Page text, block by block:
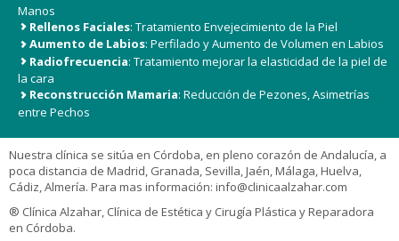
Manos
Rellenos Faciales: Tratamiento Envejecimiento de la Piel
Aumento de Labios: Perfilado y Aumento de Volumen en Labios
Radiofrecuencia: Tratamiento mejorar la elasticidad de la piel de
la cara
Reconstrucción Mamaria: Reducción de Pezones, Asimetrías
entre Pechos
Nuestra clínica se sitúa en Córdoba, en pleno corazón de Andalucía, a
poca distancia de Madrid, Granada, Sevilla, Jaén, Málaga, Huelva,
Cádiz, Almería. Para mas información: info@clinicaalzahar.com
® Clínica Alzahar, Clínica de Estética y Cirugía Plástica y Reparadora
en Córdoba.